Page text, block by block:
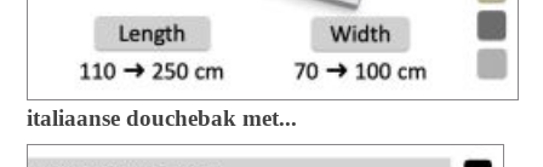
italiaanse douchebak met...